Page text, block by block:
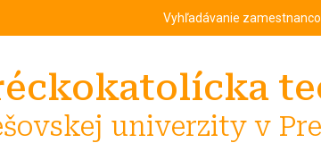
menu Top menu
Vyhľadávanie
univerzity v